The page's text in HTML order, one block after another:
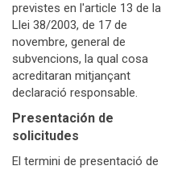
previstes en l'article 13 de la
Llei 38/2003, de 17 de
novembre, general de
subvencions, la qual cosa
acreditaran mitjançant
declaració responsable.
Presentación de
solicitudes
El termini de presentació de